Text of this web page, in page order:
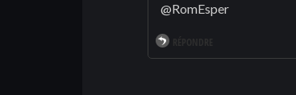
@RomEsper